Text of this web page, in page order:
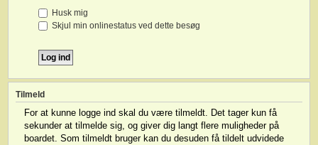
Husk mig
Skjul min onlinestatus ved dette besøg
Tilmeld
For at kunne logge ind skal du være tilmeldt. Det tager kun få
sekunder at tilmelde sig, og giver dig langt flere muligheder på
boardet. Som tilmeldt bruger kan du desuden få tildelt udvidede